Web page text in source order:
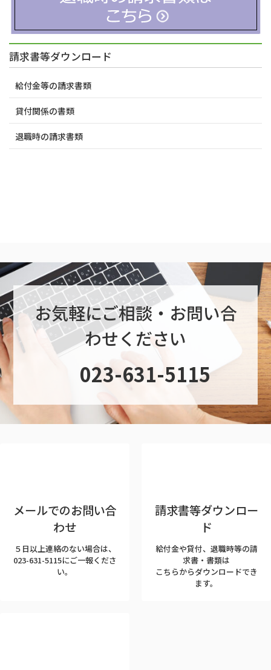
請求書等ダウンロード
給付金等の請求書類
貸付関係の書類
退職時の請求書類
お気軽にご相談・お問い合
わせください
023-631-5115
ン
メールでのお問い合
わせ
５日以上連絡のない場合は、
023-631-5115にご一報くださ
い。
請求書等ダウンロー
ド
給付金や貸付、退職時等の請
求書・書類は
こちらからダウンロードでき
ます。